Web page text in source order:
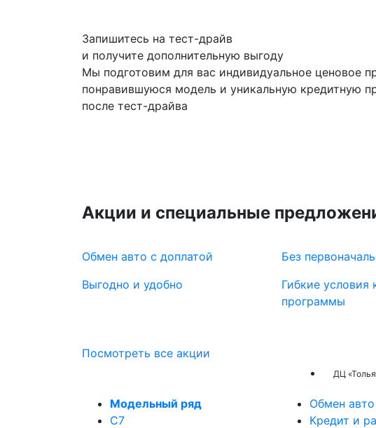
Запишитесь на тест-драйв
и получите дополнительную выгоду
Мы подготовим для вас индивидуальное ценовое
понравившуюся модель и уникальную кредитную
после тест-драйва
Акции и специальные
Обмен авто с доплатой
Выгодно и удобно
Без
Гибкие условия
программы
Посмотреть все акции
ДЦ
Модельный ряд
C7
Обмен
Кредит и